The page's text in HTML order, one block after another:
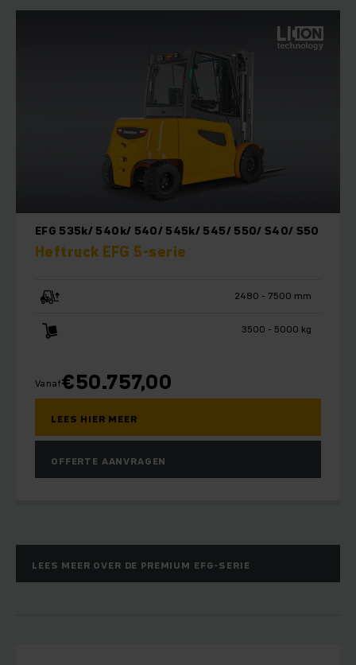
EFG 535k/ 540k/ 540/ 545k/ 545/ 550/ S40/ S50
Heftruck EFG 5-serie
2480 - 7500 mm
3500 - 5000 kg
Vanaf€50.757,00
LEES HIER MEER
OFFERTE AANVRAGEN
LEES MEER OVER DE PREMIUM EFG-SERIE